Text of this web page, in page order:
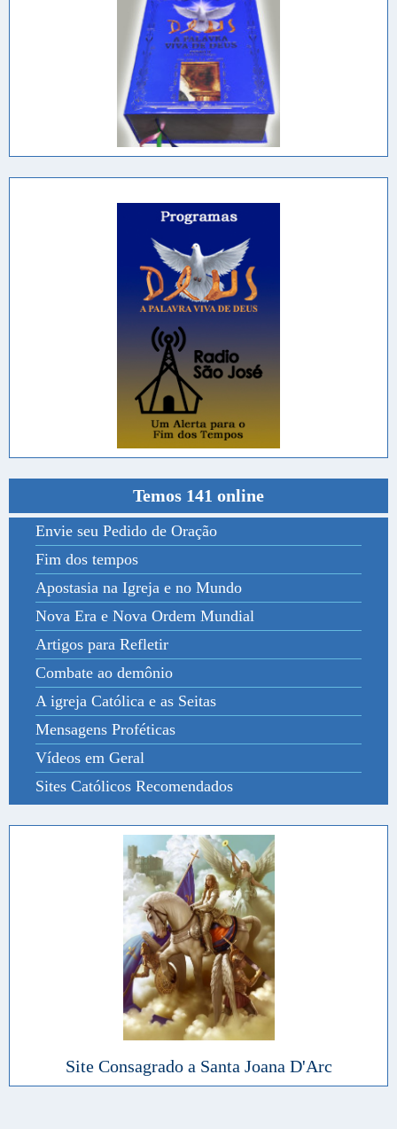
Temos 141 online
Envie seu Pedido de Oração
Fim dos tempos
Apostasia na Igreja e no Mundo
Nova Era e Nova Ordem Mundial
Artigos para Refletir
Combate ao demônio
A igreja Católica e as Seitas
Mensagens Proféticas
Vídeos em Geral
Sites Católicos Recomendados
Site Consagrado a Santa Joana D'Arc